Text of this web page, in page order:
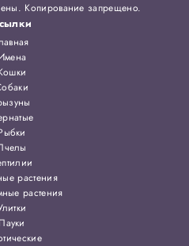
Копирование запрещено.
растения
растения
Пауки